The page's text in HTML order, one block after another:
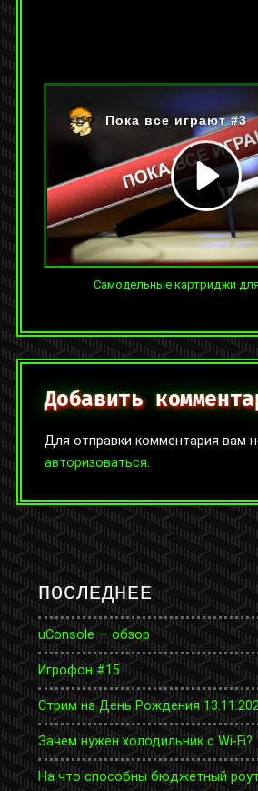
На YouTube:https://youtu.be/
Категории:Видео,Пока все
famicom,fpga,nes,видеоигры,
платы,реверс-инжиниринг,ретро
← Как родной картридж удивил
Самодельные картриджи
Добавить
Для отправки комментария вам
авторизоваться.
ПОСЛЕДНЕЕ
uConsole — обзор
Игрофон #15
Стрим на День Рождения
Зачем нужен холодильник с Wi-Fi?
На что способны бюджетный